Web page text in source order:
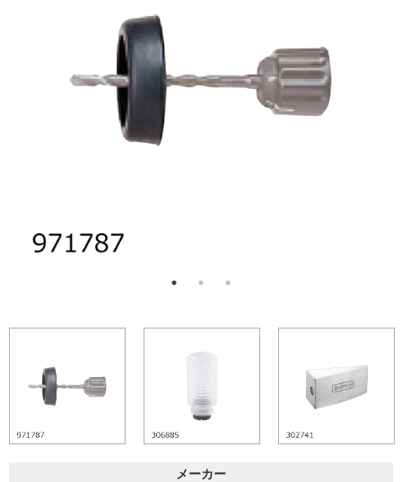
メーカー